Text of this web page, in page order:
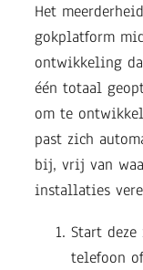
Het
gokplatform
ontwikkeling
één totaal
om te
past zich
bij, vrij van
installaties
Start
telefoon